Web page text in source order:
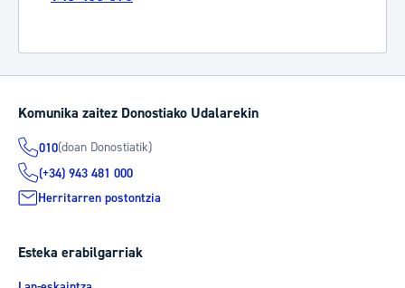
Komunika zaitez Donostiako Udalarekin
010(doan Donostiatik)
(+34) 943 481 000
Herritarren postontzia
Esteka erabilgarriak